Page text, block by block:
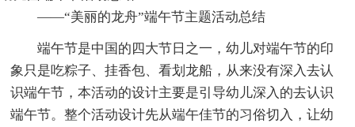
——“美丽的龙舟”端午节主题活动总结
端午节是中国的四大节日之一，幼儿对端午节的印
象只是吃粽子、挂香包、看划龙船，从来没有深入去认
识端午节，本活动的设计主要是引导幼儿深入的去认识
端午节。整个活动设计先从端午佳节的习俗切入，让幼